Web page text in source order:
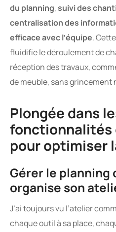
du planning, suivi des
centralisation des
efficace avec l’équipe.
fluidifie le déroulement de
réception des travaux,
de meuble, sans grincement
Plongée dans
fonctionnalités
pour optimiser
Gérer le planning
organise son
J’ai toujours vu l’atelier
chaque outil à sa place,